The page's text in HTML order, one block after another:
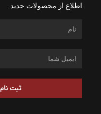
اطلاع از محصولات جدید
ثبت نام